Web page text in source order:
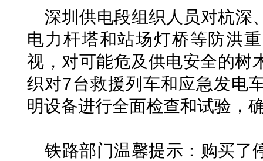
深圳供电段组织人员对杭深
电力杆塔和站场灯桥等防洪
视，对可能危及供电安全的树
织对7台救援列车和应急发电
明设备进行全面检查和试验，
铁路部门温馨提示：购买了